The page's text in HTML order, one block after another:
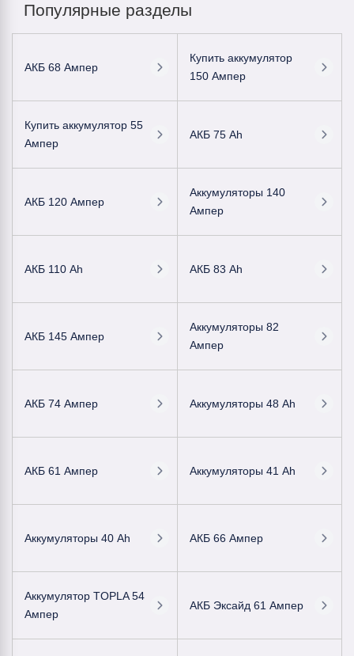
Популярные разделы
АКБ 68 Ампер
Купить аккумулятор
150 Ампер
Купить аккумулятор 55
Ампер
АКБ 75 Ah
АКБ 120 Ампер
Аккумуляторы 140
Ампер
АКБ 110 Ah АКБ 83 Ah
АКБ 145 Ампер
Аккумуляторы 82
Ампер
АКБ 74 Ампер Аккумуляторы 48 Ah
АКБ 61 Ампер Аккумуляторы 41 Ah
Аккумуляторы 40 Ah АКБ 66 Ампер
Аккумулятор TOPLA 54
Ампер
АКБ Эксайд 61 Ампер